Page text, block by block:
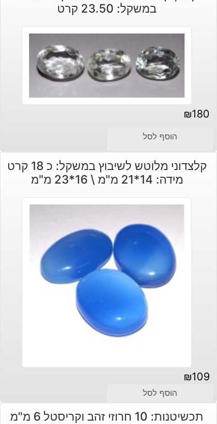
במשקל: 23.50 קרט
₪180
הוסף לסל
קלצדוני מלוטש לשיבוץ במשקל: כ 18 קרט
מידה: 14*21 מ"מ \ 16*23 מ"מ
₪109
הוסף לסל
תכשיטנות: 10 חרוזי זהב וקריסטל 6 מ"מ